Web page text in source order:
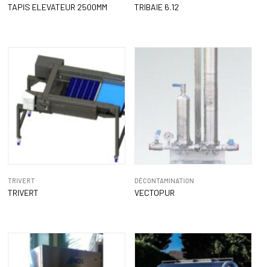
TAPIS ELEVATEUR 2500MM TRIBAIE 6.12
TRIVERT
TRIVERT
DÉCONTAMINATION
VECTOPUR